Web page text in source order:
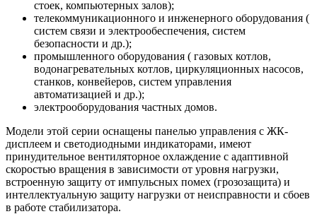
стоек, компьютерных залов);
телекоммуникационного и инженерного оборудования (
систем связи и электрообеспечения, систем
безопасности и др.);
промышленного оборудования ( газовых котлов,
водонагревательных котлов, циркуляционных насосов,
станков, конвейеров, систем управления
автоматизацией и др.);
электрооборудования частных домов.
Модели этой серии оснащены панелью управления с ЖК-
дисплеем и светодиодными индикаторами, имеют
принудительное вентиляторное охлаждение с адаптивной
скоростью вращения в зависимости от уровня нагрузки,
встроенную защиту от импульсных помех (грозозащита) и
интеллектуальную защиту нагрузки от неисправности и сбоев
в работе стабилизатора.